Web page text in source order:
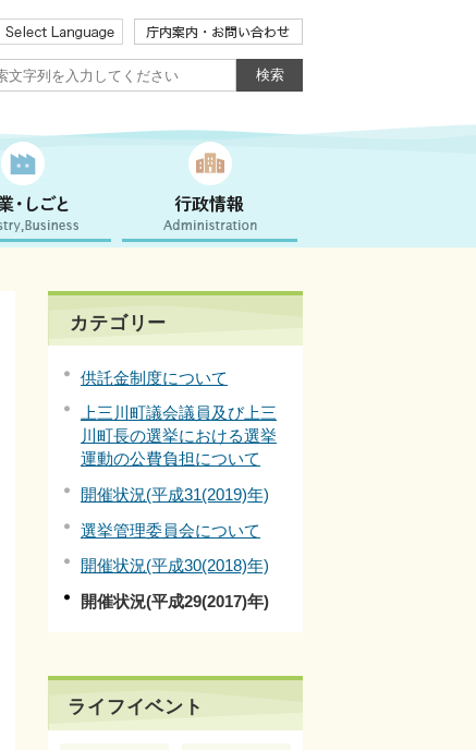
カテゴリー
供託金制度について
上三川町議会議員及び上三
川町長の選挙における選挙
運動の公費負担について
開催状況(平成31(2019)年)
選挙管理委員会について
開催状況(平成30(2018)年)
開催状況(平成29(2017)年)
ライフイベント